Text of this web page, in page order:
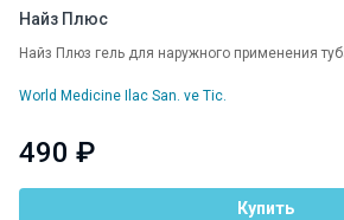
Найз Плюс
Найз Плюз гель для наружного применения
World Medicine Ilac San. ve Tic.
490 ₽
Купить